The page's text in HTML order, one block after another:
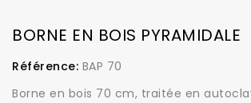
BORNE EN BOIS PYRAMIDALE
Référence: BAP 70
Borne en bois 70 cm, traitée en